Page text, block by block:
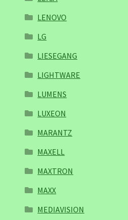
LENOVO
LG
LIESEGANG
LIGHTWARE
LUMENS
LUXEON
MARANTZ
MAXELL
MAXTRON
MAXX
MEDIAVISION